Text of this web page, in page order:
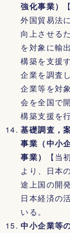
強化事業）
外国貿易法
向上させる
を対象に輸
構築を支援
企業を調査
企業等を対
会を全国で
構築支援を行
基礎調査，
事業（中小
事業）
【
より、日本
途上国の開
日本経済の
いる。
中小企業等